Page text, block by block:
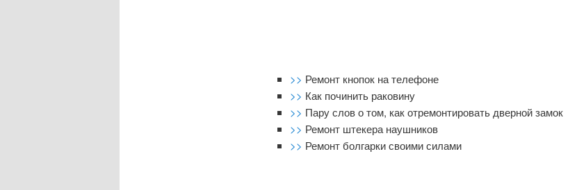
>> Ремонт кнопок на телефоне
>> Как починить раковину
>> Пару слов о том, как отремонтировать дверной замок
>> Ремонт штекера наушников
>> Ремонт болгарки своими силами